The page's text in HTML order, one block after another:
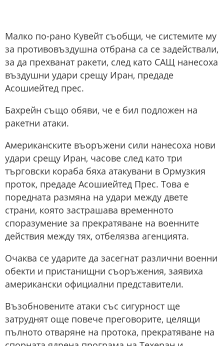
Малко по-рано Кувейт съобщи, че системите му
за противовъздушна отбрана са се задействали,
за да прехванат ракети, след като САЩ нанесоха
въздушни удари срещу Иран, предаде
Асошиейтед прес.
Бахрейн също обяви, че е бил подложен на
ракетни атаки.
Американските въоръжени сили нанесоха нови
удари срещу Иран, часове след като три
търговски кораба бяха атакувани в Ормузкия
проток, предаде Асошиейтед Прес. Това е
поредната размяна на удари между двете
страни, която застрашава временното
споразумение за прекратяване на военните
действия между тях, отбелязва агенцията.
Очаква се ударите да засегнат различни военни
обекти и пристанищни съоръжения, заявиха
американски официални представители.
Възобновените атаки със сигурност ще
затруднят още повече преговорите, целящи
пълното отваряне на протока, прекратяване на